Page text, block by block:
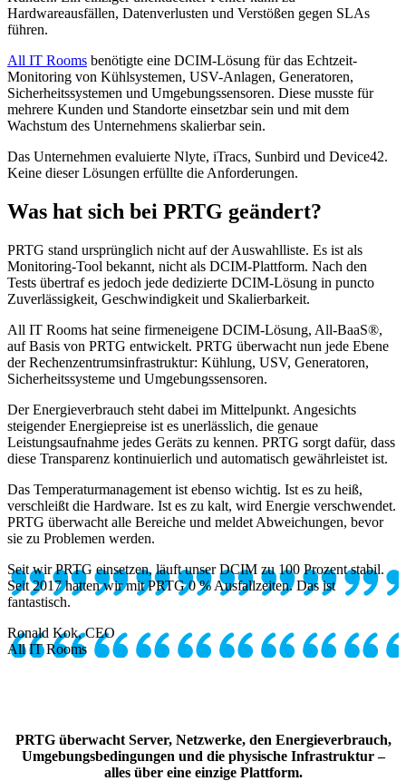
Hardwareausfällen, Datenverlusten und Verstößen gegen SLAs
führen.
All IT Rooms benötigte eine DCIM-Lösung für das Echtzeit-
Monitoring von Kühlsystemen, USV-Anlagen, Generatoren,
Sicherheitssystemen und Umgebungssensoren. Diese musste für
mehrere Kunden und Standorte einsetzbar sein und mit dem
Wachstum des Unternehmens skalierbar sein.
Das Unternehmen evaluierte Nlyte, iTracs, Sunbird und Device42.
Keine dieser Lösungen erfüllte die Anforderungen.
Was hat sich bei PRTG geändert?
PRTG stand ursprünglich nicht auf der Auswahlliste. Es ist als
Monitoring-Tool bekannt, nicht als DCIM-Plattform. Nach den
Tests übertraf es jedoch jede dedizierte DCIM-Lösung in puncto
Zuverlässigkeit, Geschwindigkeit und Skalierbarkeit.
All IT Rooms hat seine firmeneigene DCIM-Lösung, All-BaaS®,
auf Basis von PRTG entwickelt. PRTG überwacht nun jede Ebene
der Rechenzentrumsinfrastruktur: Kühlung, USV, Generatoren,
Sicherheitssysteme und Umgebungssensoren.
Der Energieverbrauch steht dabei im Mittelpunkt. Angesichts
steigender Energiepreise ist es unerlässlich, die genaue
Leistungsaufnahme jedes Geräts zu kennen. PRTG sorgt dafür, dass
diese Transparenz kontinuierlich und automatisch gewährleistet ist.
Das Temperaturmanagement ist ebenso wichtig. Ist es zu heiß,
verschleißt die Hardware. Ist es zu kalt, wird Energie verschwendet.
PRTG überwacht alle Bereiche und meldet Abweichungen, bevor
sie zu Problemen werden.
Seit wir PRTG einsetzen, läuft unser DCIM zu 100 Prozent stabil.
Seit 2017 hatten wir mit PRTG 0 % Ausfallzeiten. Das ist
fantastisch.
Ronald Kok, CEO
All IT Rooms
PRTG überwacht Server, Netzwerke, den Energieverbrauch,
Umgebungsbedingungen und die physische Infrastruktur –
alles über eine einzige Plattform.